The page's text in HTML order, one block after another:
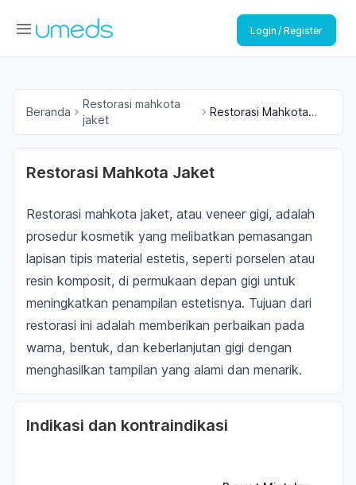
Login / Register
Beranda
Restorasi mahkota
jaket
Restorasi Mahkota
Restorasi Mahkota Jaket
Restorasi mahkota jaket, atau veneer gigi, adalah
prosedur kosmetik yang melibatkan pemasangan
lapisan tipis material estetis, seperti porselen atau
resin komposit, di permukaan depan gigi untuk
meningkatkan penampilan estetisnya. Tujuan dari
restorasi ini adalah memberikan perbaikan pada
warna, bentuk, dan keberlanjutan gigi dengan
menghasilkan tampilan yang alami dan menarik.
Indikasi dan kontraindikasi